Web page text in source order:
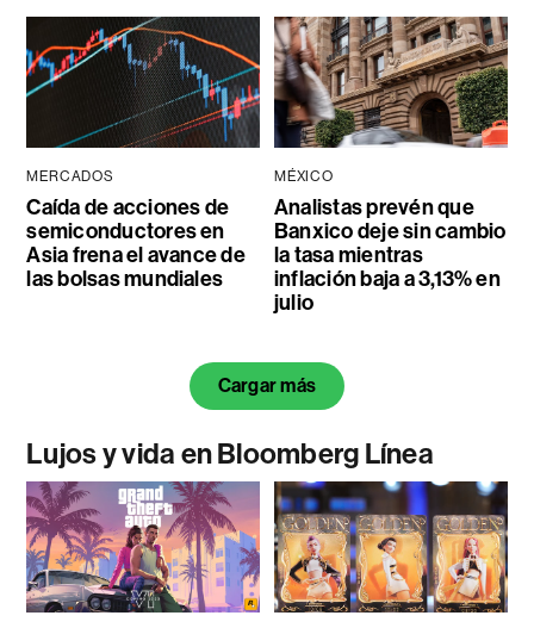
MERCADOS
Caída de acciones de
semiconductores en
Asia frena el avance de
las bolsas mundiales
MÉXICO
Analistas prevén que
Banxico deje sin cambio
la tasa mientras
inflación baja a 3,13% en
julio
Cargar más
Lujos y vida en Bloomberg Línea